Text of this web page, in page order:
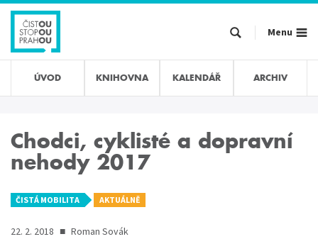
Přejít
hlavnímu
obsahu
Menu
ÚVOD KNIHOVNA KALENDÁŘ ARCHIV
Chodci, cyklisté a dopravní
nehody 2017
ČISTÁ MOBILITA AKTUÁLNĚ
22. 2. 2018 ■ Roman Sovák